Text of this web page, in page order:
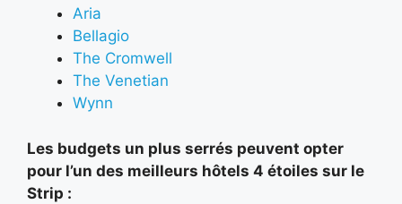
Aria
Bellagio
The Cromwell
The Venetian
Wynn
Les budgets un plus serrés peuvent opter
pour l’un des meilleurs hôtels 4 étoiles sur le
Strip :